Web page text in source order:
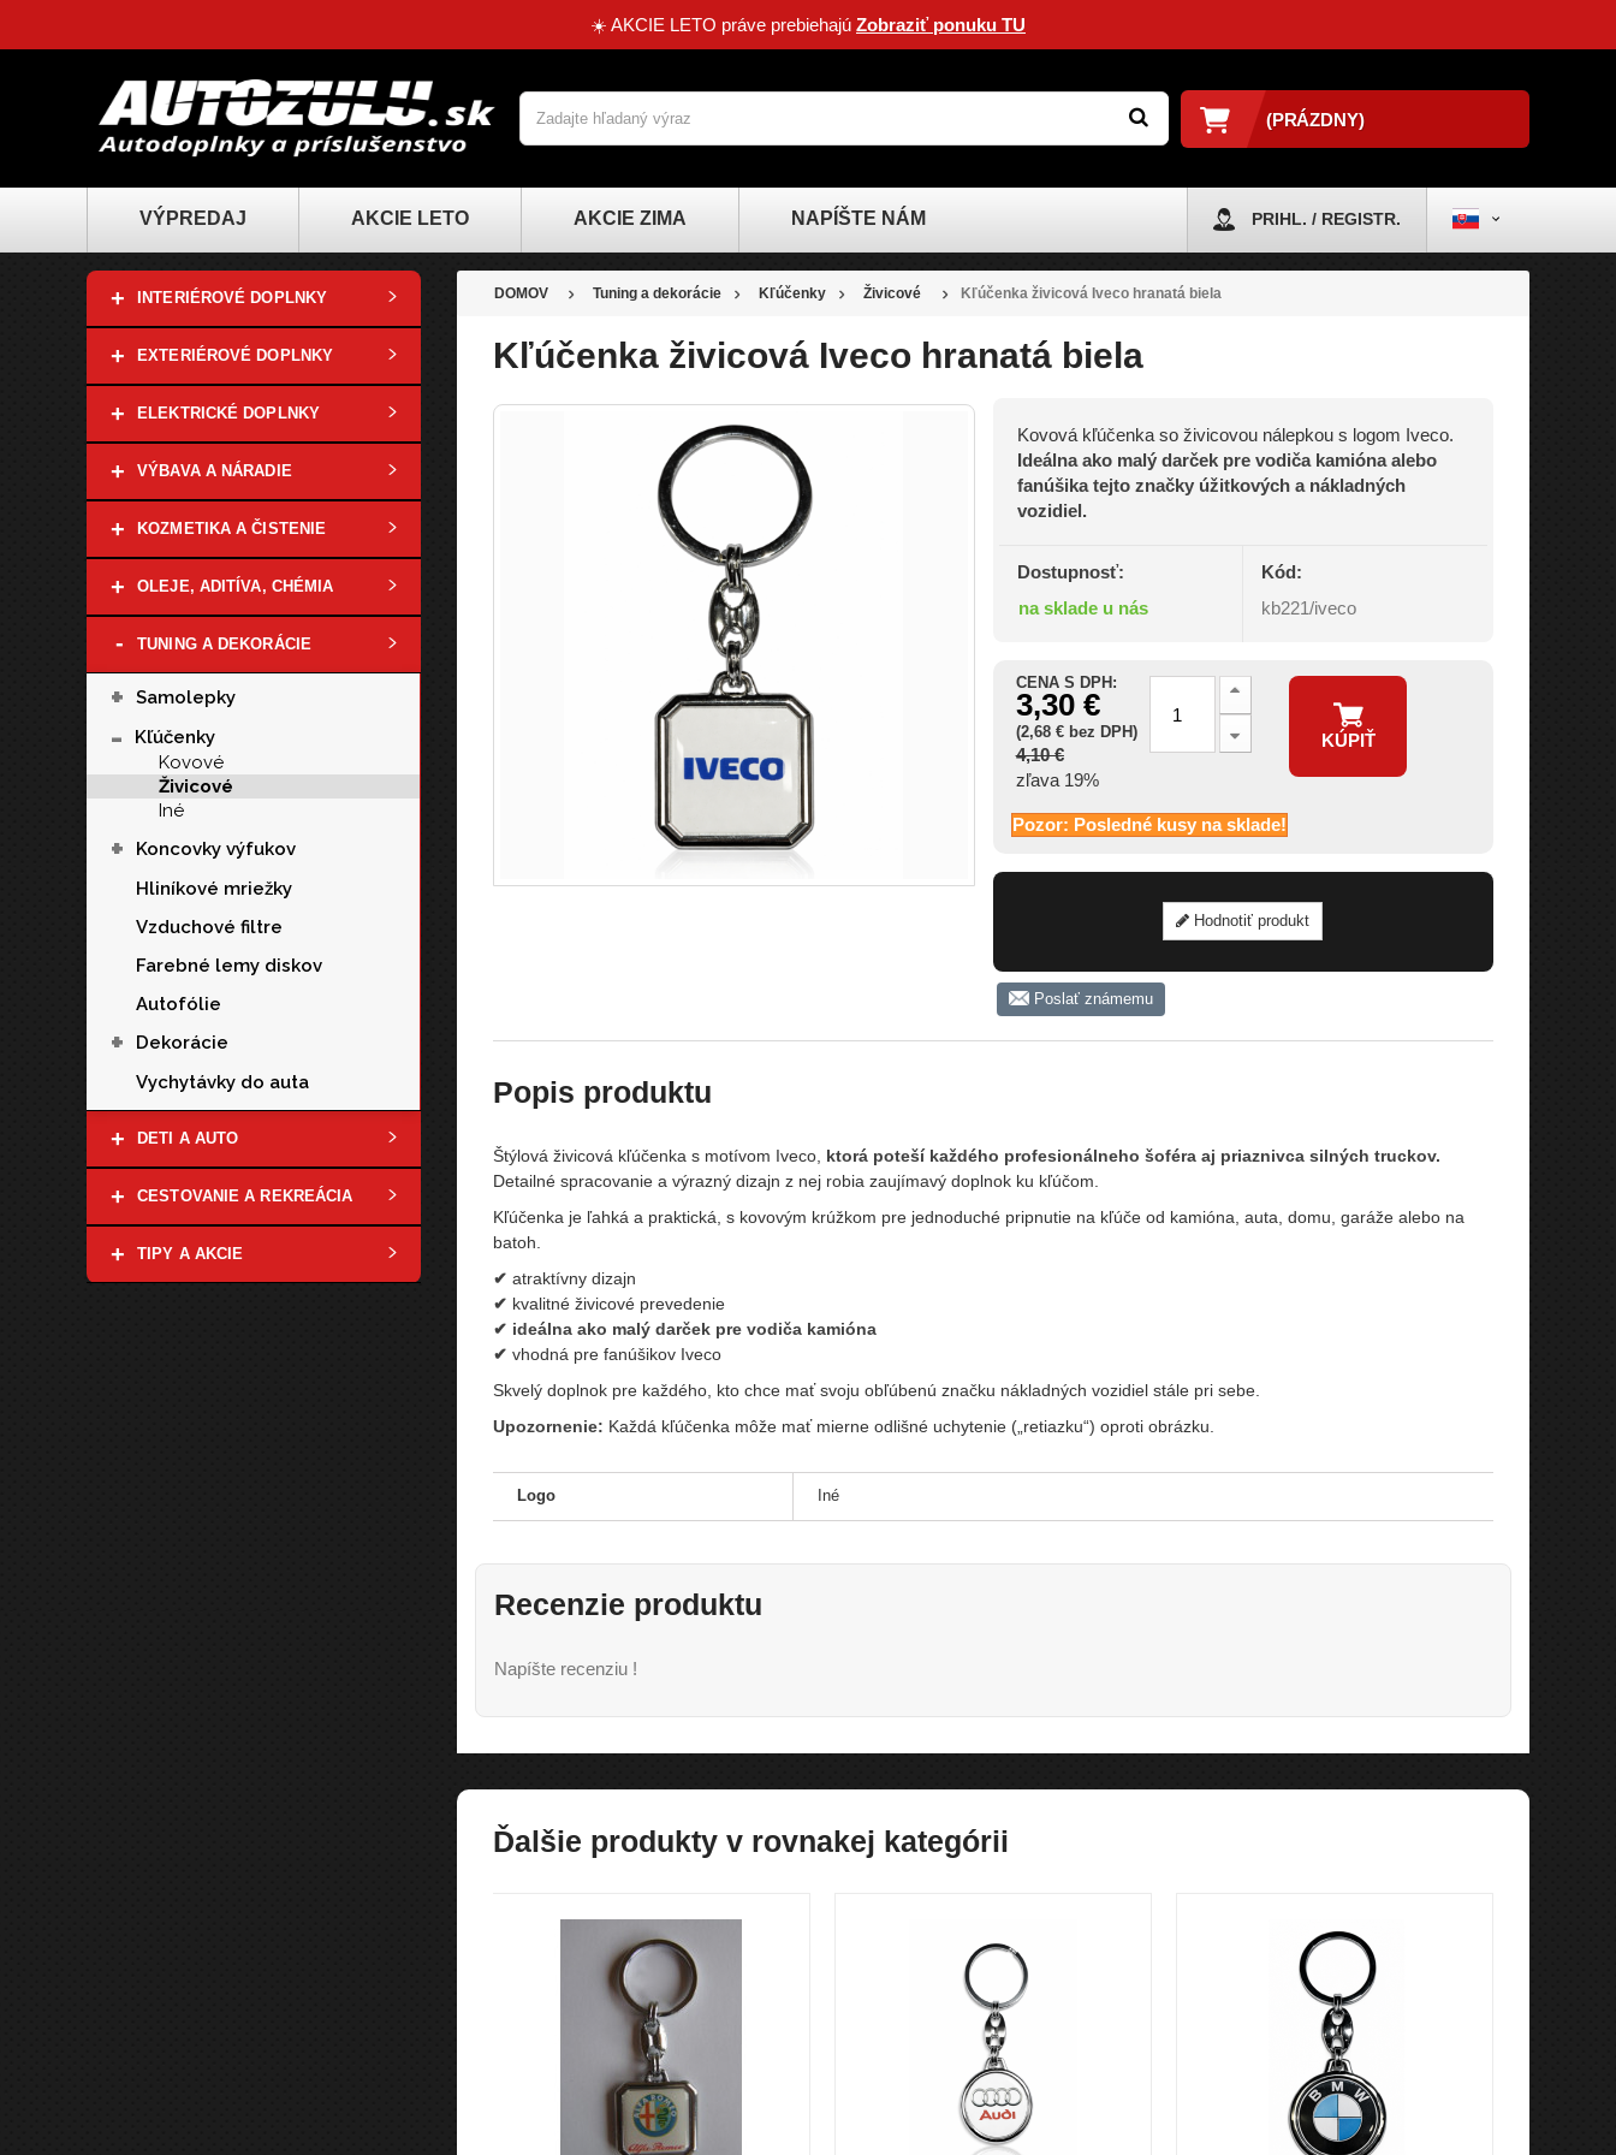
☀️ AKCIE LETO práve prebiehajú Zobraziť ponuku TU
(PRÁZDNY)
VÝPREDAJ AKCIE LETO AKCIE ZIMA NAPÍŠTE NÁM PRIHL. / REGISTR.
+ INTERIÉROVÉ DOPLNKY
+ EXTERIÉROVÉ DOPLNKY
+ ELEKTRICKÉ DOPLNKY
+ VÝBAVA A NÁRADIE
+ KOZMETIKA A ČISTENIE
+ OLEJE, ADITÍVA, CHÉMIA
- TUNING A DEKORÁCIE
+ Samolepky
-
Kľúčenky
Kovové
Živicové
Iné
+
Koncovky výfukov
Hliníkové mriežky
Vzduchové filtre
Farebné lemy diskov
Autofólie
+
Dekorácie
Vychytávky do auta
+ DETI A AUTO
+ CESTOVANIE A REKREÁCIA
+ TIPY A AKCIE
DOMOV Tuning a dekorácie Kľúčenky Živicové Kľúčenka živicová Iveco hranatá biela
Kľúčenka živicová Iveco hranatá biela
Kovová kľúčenka so živicovou nálepkou s logom Iveco.
Ideálna ako malý darček pre vodiča kamióna alebo
fanúšika tejto značky úžitkových a nákladných
vozidiel.
Dostupnosť:
na sklade u nás
Kód:
kb221/iveco
CENA S DPH:
3,30 €
(2,68 € bez DPH)
4,10 €
zľava 19%
KÚPIŤ
Pozor: Posledné kusy na sklade!
Hodnotiť produkt
Poslať známemu
Popis produktu
Štýlová živicová kľúčenka s motívom Iveco, ktorá poteší každého profesionálneho šoféra aj priaznivca silných truckov.
Detailné spracovanie a výrazný dizajn z nej robia zaujímavý doplnok ku kľúčom.
Kľúčenka je ľahká a praktická, s kovovým krúžkom pre jednoduché pripnutie na kľúče od kamióna, auta, domu, garáže alebo na
batoh.
✔ atraktívny dizajn
✔ kvalitné živicové prevedenie
✔ ideálna ako malý darček pre vodiča kamióna
✔ vhodná pre fanúšikov Iveco
Skvelý doplnok pre každého, kto chce mať svoju obľúbenú značku nákladných vozidiel stále pri sebe.
Upozornenie: Každá kľúčenka môže mať mierne odlišné uchytenie („retiazku“) oproti obrázku.
Logo Iné
Recenzie produktu
Napíšte recenziu !
Ďalšie produkty v rovnakej kategórii